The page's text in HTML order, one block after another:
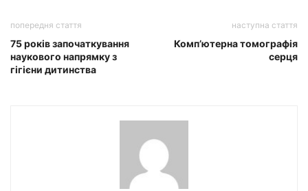
попередня стаття
75 років започаткування
наукового напрямку з
гігієни дитинства
наступна стаття
Комп’ютерна томографія
серця